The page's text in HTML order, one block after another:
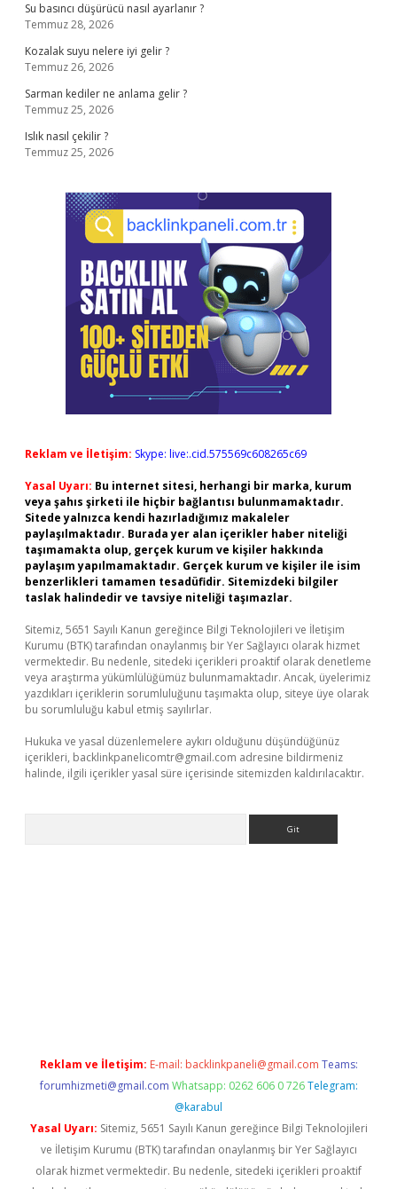
Su basıncı düşürücü nasıl ayarlanır ?
Temmuz 28, 2026
Kozalak suyu nelere iyi gelir ?
Temmuz 26, 2026
Sarman kediler ne anlama gelir ?
Temmuz 25, 2026
Islık nasıl çekilir ?
Temmuz 25, 2026
Reklam ve İletişim: Skype: live:.cid.575569c608265c69
Yasal Uyarı: Bu internet sitesi, herhangi bir marka, kurum
veya şahıs şirketi ile hiçbir bağlantısı bulunmamaktadır.
Sitede yalnızca kendi hazırladığımız makaleler
paylaşılmaktadır. Burada yer alan içerikler haber niteliği
taşımamakta olup, gerçek kurum ve kişiler hakkında
paylaşım yapılmamaktadır. Gerçek kurum ve kişiler ile isim
benzerlikleri tamamen tesadüfidir. Sitemizdeki bilgiler
taslak halindedir ve tavsiye niteliği taşımazlar.
Sitemiz, 5651 Sayılı Kanun gereğince Bilgi Teknolojileri ve İletişim
Kurumu (BTK) tarafından onaylanmış bir Yer Sağlayıcı olarak hizmet
vermektedir. Bu nedenle, sitedeki içerikleri proaktif olarak denetleme
veya araştırma yükümlülüğümüz bulunmamaktadır. Ancak, üyelerimiz
yazdıkları içeriklerin sorumluluğunu taşımakta olup, siteye üye olarak
bu sorumluluğu kabul etmiş sayılırlar.
Hukuka ve yasal düzenlemelere aykırı olduğunu düşündüğünüz
içerikleri, backlinkpanelicomtr@gmail.com adresine bildirmeniz
halinde, ilgili içerikler yasal süre içerisinde sitemizden kaldırılacaktır.
Reklam ve İletişim: E-mail: backlinkpaneli@gmail.com Teams:
forumhizmeti@gmail.com Whatsapp: 0262 606 0 726 Telegram:
@karabul
Yasal Uyarı: Sitemiz, 5651 Sayılı Kanun gereğince Bilgi Teknolojileri
ve İletişim Kurumu (BTK) tarafından onaylanmış bir Yer Sağlayıcı
olarak hizmet vermektedir. Bu nedenle, sitedeki içerikleri proaktif